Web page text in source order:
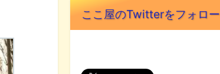
ここ屋のTwitterをフォロー